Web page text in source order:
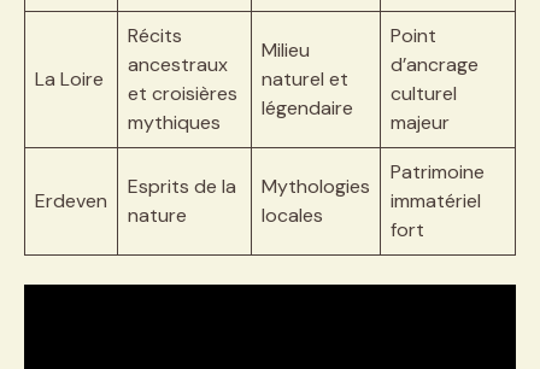
La Loire
Récits
ancestraux
et croisières
mythiques
Milieu
naturel et
légendaire
Point
d’ancrage
culturel
majeur
Erdeven
Esprits de la
nature
Mythologies
locales
Patrimoine
immatériel
fort